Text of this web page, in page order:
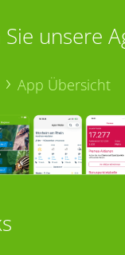
unsere
App Übersicht